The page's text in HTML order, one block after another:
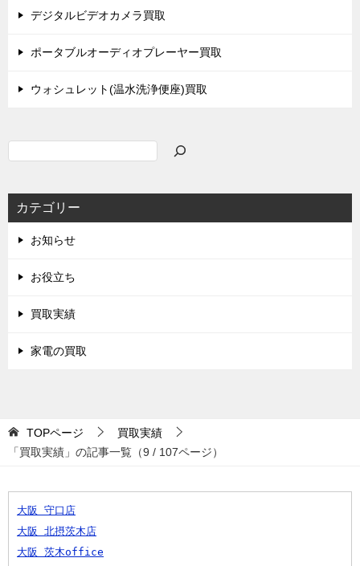
デジタルビデオカメラ買取
ポータブルオーディオプレーヤー買取
ウォシュレット(温水洗浄便座)買取
カテゴリー
お知らせ
お役立ち
買取実績
家電の買取
TOPページ
買取実績
「買取実績」の記事一覧（9 / 107ページ）
大阪 守口店
大阪 北摂茨木店
大阪 茨木office